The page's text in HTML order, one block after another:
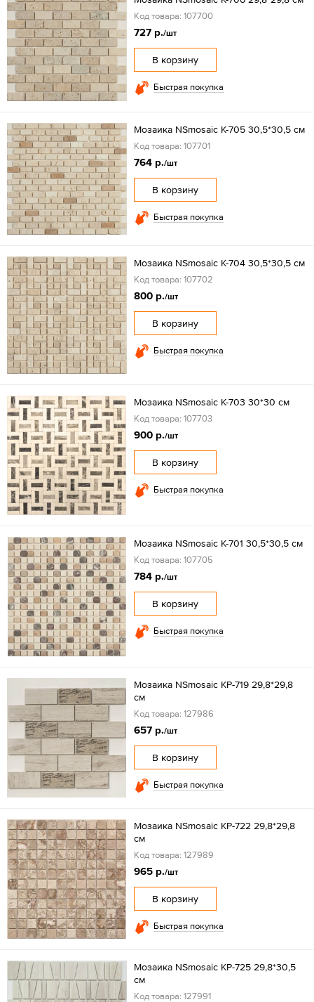
Код товара: 107700
727 р./шт
В корзину
Быстрая покупка
Мозаика NSmosaic К-705 30,5*30,5 см
Код товара: 107701
764 р./шт
В корзину
Быстрая покупка
Мозаика NSmosaic К-704 30,5*30,5 см
Код товара: 107702
800 р./шт
В корзину
Быстрая покупка
Мозаика NSmosaic К-703 30*30 см
Код товара: 107703
900 р./шт
В корзину
Быстрая покупка
Мозаика NSmosaic K-701 30,5*30,5 см
Код товара: 107705
784 р./шт
В корзину
Быстрая покупка
Мозаика NSmosaic KP-719 29,8*29,8
см
Код товара: 127986
657 р./шт
В корзину
Быстрая покупка
Мозаика NSmosaic KP-722 29,8*29,8
см
Код товара: 127989
965 р./шт
В корзину
Быстрая покупка
Мозаика NSmosaic KP-725 29,8*30,5
см
Код товара: 127991